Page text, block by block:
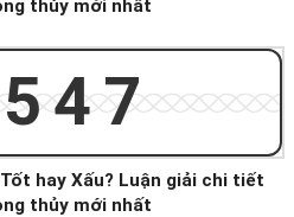
thủy mới nhất
hay Xấu? Luận giải chi tiết
thủy mới nhất